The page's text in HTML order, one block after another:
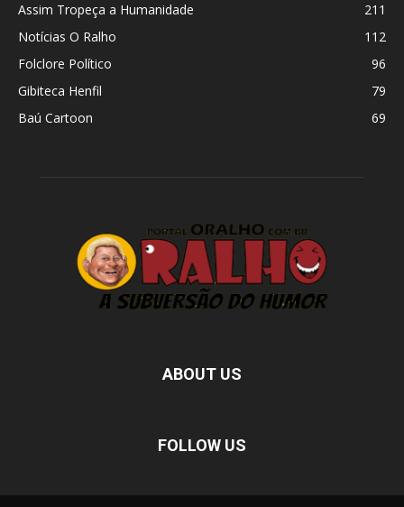
Assim Tropeça a Humanidade
211
Notícias O Ralho
112
Folclore Político
96
Gibiteca Henfil
79
Baú Cartoon
69
ABOUT US
FOLLOW US